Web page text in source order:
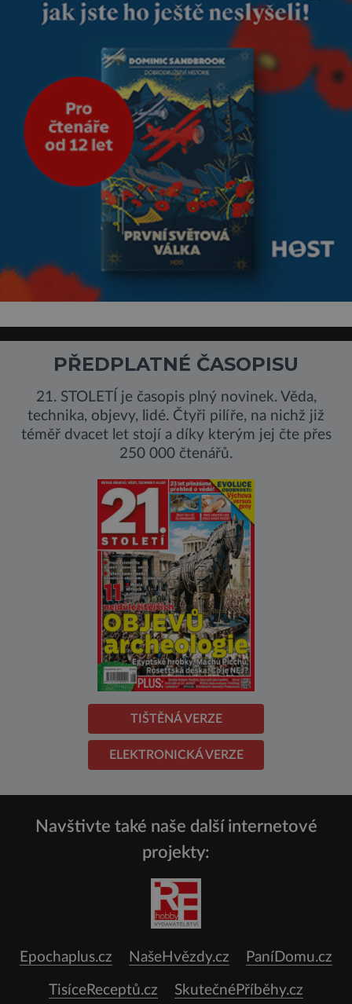
nesmírně dobře zachovalá,
přičítají odborníci zdejším
klimatickým podmínkám.
Sucho, prosolené písky a
extrémně
PŘEDPLATNÉ ČASOPISU
21. STOLETÍ je časopis plný novinek. Věda,
technika, objevy, lidé. Čtyři pilíře, na nichž již
téměř dvacet let stojí a díky kterým jej čte přes
250 000 čtenářů.
TIŠTĚNÁ VERZE
ELEKTRONICKÁ VERZE
Navštivte také naše další internetové
projekty:
Epochaplus.cz NašeHvězdy.cz PaníDomu.cz
TisíceReceptů.cz SkutečnéPříběhy.cz